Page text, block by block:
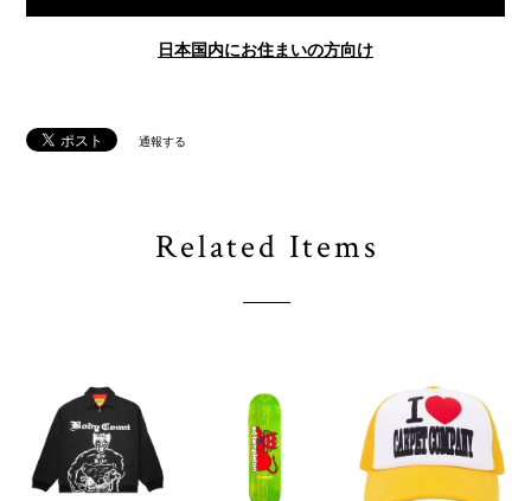
日本国内にお住まいの方向け
通報する
Related Items